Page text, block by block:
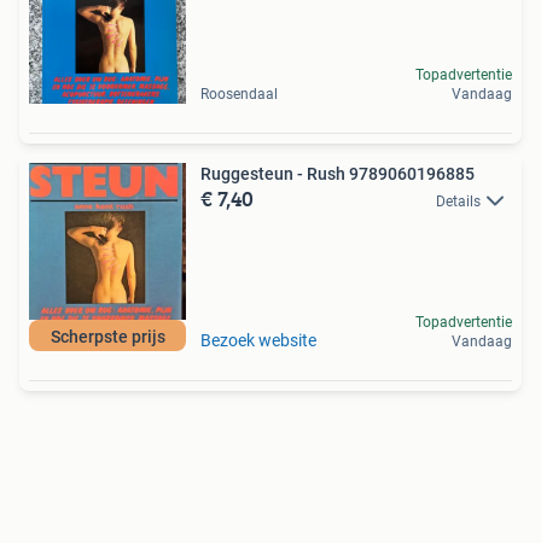
Roosendaal
Topadvertentie
Vandaag
Scherpste prijs
Ruggesteun - Rush 9789060196885
€ 7,40 Details
Bezoek website
Topadvertentie
Vandaag